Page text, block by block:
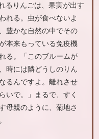
るりんごは、果実が出す
れる。虫が食べないよ
豊かな自然の中でその
本来もっている免疫機
る。「このブルームが
時には隣どうしのりん
るんですよ。離れさせ
いで。」まるで、すく
母親のように、菊地さ